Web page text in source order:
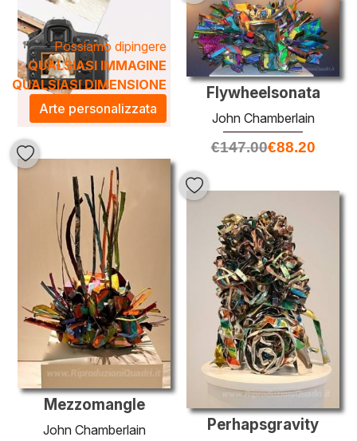
Possiamo dipingere
QUALSIASI IMMAGINE
QUALSIASI DIMENSIONE
Arte personalizzata
Flywheelsonata
John Chamberlain
€147.00€88.20
Mezzomangle
John Chamberlain Perhapsgravity